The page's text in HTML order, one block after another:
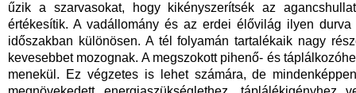
űzik a szarvasokat, hogy kikényszerítsék az
értékesítik. A vadállomány és az erdei élővilág ilyen
időszakban különösen. A tél folyamán tartalékaik nagy
kevesebbet mozognak. A megszokott pihenő- és
menekül. Ez végzetes is lehet számára, de